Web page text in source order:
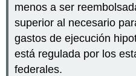
menos a ser
superior al necesario
gastos de ejecución
está regulada por los
federales.